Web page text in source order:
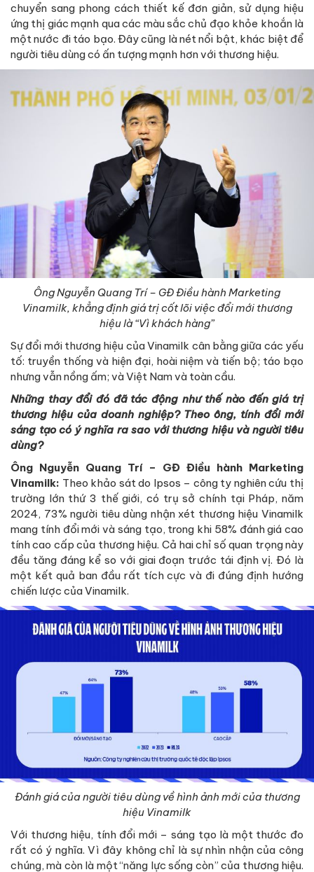
chuyển sang phong cách thiết kế đơn giản, sử dụng hiệu
ứng thị giác mạnh qua các màu sắc chủ đạo khỏe khoắn là
một nước đi táo bạo. Đây cũng là nét nổi bật, khác biệt để
người tiêu dùng có ấn tượng mạnh hơn với thương hiệu.
Ông Nguyễn Quang Trí – GĐ Điều hành Marketing
Vinamilk, khẳng định giá trị cốt lõi việc đổi mới thương
hiệu là “Vì khách hàng”
Sự đổi mới thương hiệu của Vinamilk cân bằng giữa các yếu
tố: truyền thống và hiện đại, hoài niệm và tiến bộ; táo bạo
nhưng vẫn nồng ấm; và Việt Nam và toàn cầu.
Những thay đổi đó đã tác động như thế nào đến giá trị
thương hiệu của doanh nghiệp? Theo ông, tính đổi mới
sáng tạo có ý nghĩa ra sao với thương hiệu và người tiêu
dùng?
Ông Nguyễn Quang Trí – GĐ Điều hành Marketing
Vinamilk: Theo khảo sát do Ipsos – công ty nghiên cứu thị
trường lớn thứ 3 thế giới, có trụ sở chính tại Pháp, năm
2024, 73% người tiêu dùng nhận xét thương hiệu Vinamilk
mang tính đổi mới và sáng tạo, trong khi 58% đánh giá cao
tính cao cấp của thương hiệu. Cả hai chỉ số quan trọng này
đều tăng đáng kể so với giai đoạn trước tái định vị. Đó là
một kết quả ban đầu rất tích cực và đi đúng định hướng
chiến lược của Vinamilk.
Đánh giá của người tiêu dùng về hình ảnh mới của thương
hiệu Vinamilk
Với thương hiệu, tính đổi mới – sáng tạo là một thước đo
rất có ý nghĩa. Vì đây không chỉ là sự nhìn nhận của công
chúng, mà còn là một “năng lực sống còn” của thương hiệu.